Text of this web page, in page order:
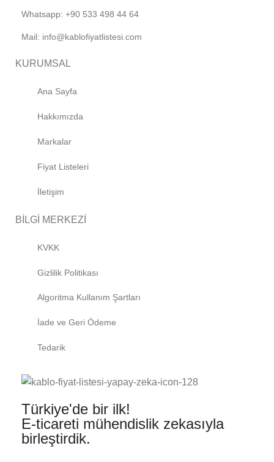
Whatsapp: +90 533 498 44 64
Mail: info@kablofiyatlistesi.com
KURUMSAL
Ana Sayfa
Hakkımızda
Markalar
Fiyat Listeleri
İletişim
BİLGİ MERKEZİ
KVKK
Gizlilik Politikası
Algoritma Kullanım Şartları
İade ve Geri Ödeme
Tedarik
Türkiye'de bir ilk!
E-ticareti mühendislik zekasıyla
birleştirdik.